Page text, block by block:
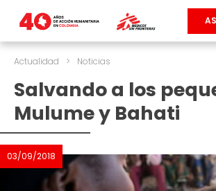
Actualidad > Noticias
Salvando a los
Mulume y Bahati
03/09/2018